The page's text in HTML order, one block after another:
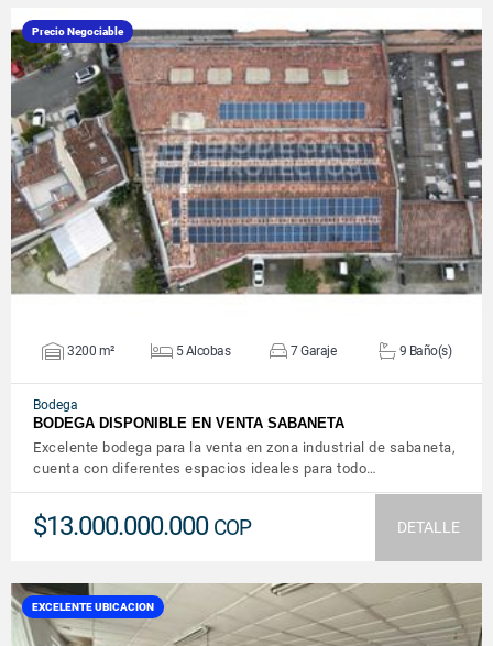
Precio Negociable
VER DETALLES
3200 m² 5 Alcobas 7 Garaje 9 Baño(s)
Bodega
BODEGA DISPONIBLE EN VENTA SABANETA
Excelente bodega para la venta en zona industrial de sabaneta,
cuenta con diferentes espacios ideales para todo…
$13.000.000.000 COP DETALLE
EXCELENTE UBICACION